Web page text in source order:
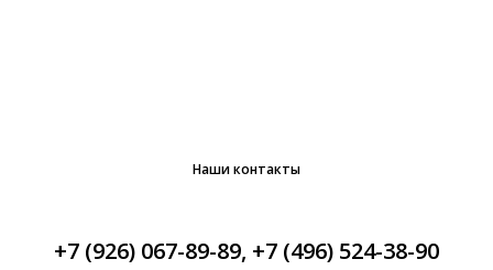
Наши контакты
+7 (926) 067-89-89, +7 (496) 524-38-90